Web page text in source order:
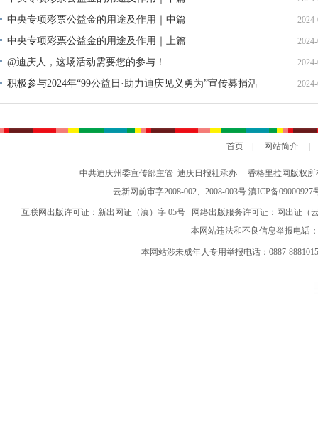
中央专项彩票公益金的用途及作用｜中篇
中央专项彩票公益金的用途及作用｜上篇
@迪庆人，这场活动需要您的参与！
积极参与2024年“99公益日·助力迪庆见义勇为”宣传募捐活
动倡议书